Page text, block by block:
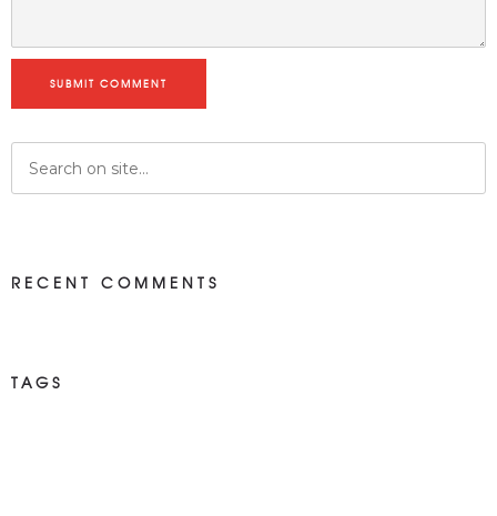
SUBMIT COMMENT
RECENT COMMENTS
TAGS